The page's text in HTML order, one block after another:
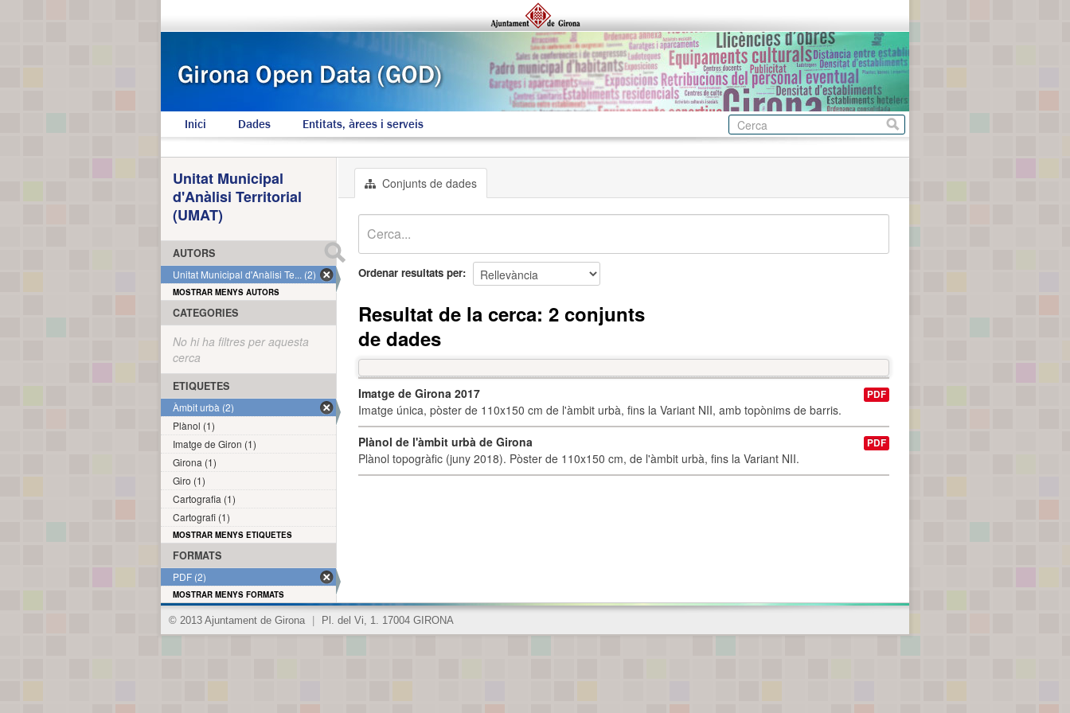
Inici Dades Entitats, àrees i serveis
Conjunts de dades
Ordenar resultats per
Resultat de la cerca: 2 conjunts
de dades
Imatge de Girona 2017
Imatge única, pòster de 110x150 cm de l'àmbit urbà, fins la Variant NII, amb topònims de barris.
PDF
Plànol de l'àmbit urbà de Girona
Plànol topogràfic (juny 2018). Pòster de 110x150 cm, de l'àmbit urbà, fins la Variant NII.
PDF
Unitat Municipal
d'Anàlisi Territorial
(UMAT)
AUTORS
Unitat Municipal d'Anàlisi Te... (2)
MOSTRAR MENYS AUTORS
CATEGORIES
No hi ha filtres per aquesta
cerca
ETIQUETES
Àmbit urbà (2)
Plànol (1)
Imatge de Giron (1)
Girona (1)
Giro (1)
Cartografia (1)
Cartografi (1)
MOSTRAR MENYS ETIQUETES
FORMATS
PDF (2)
MOSTRAR MENYS FORMATS
© 2013 Ajuntament de Girona Pl. del Vi, 1. 17004 GIRONA